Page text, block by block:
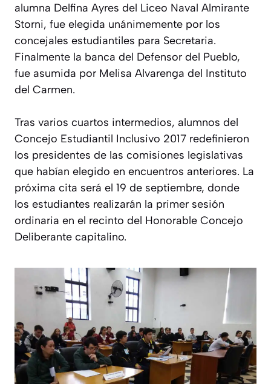
alumna Delfina Ayres del Liceo Naval Almirante
Storni, fue elegida unánimemente por los
concejales estudiantiles para Secretaria.
Finalmente la banca del Defensor del Pueblo,
fue asumida por Melisa Alvarenga del Instituto
del Carmen.
Tras varios cuartos intermedios, alumnos del
Concejo Estudiantil Inclusivo 2017 redefinieron
los presidentes de las comisiones legislativas
que habían elegido en encuentros anteriores. La
próxima cita será el 19 de septiembre, donde
los estudiantes realizarán la primer sesión
ordinaria en el recinto del Honorable Concejo
Deliberante capitalino.